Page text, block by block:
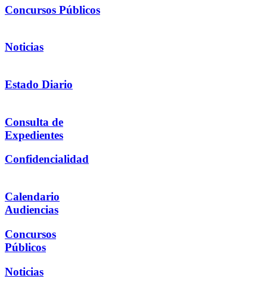
Concursos Públicos
Noticias
Estado Diario
Consulta de
Expedientes
Confidencialidad
Calendario
Audiencias
Concursos
Públicos
Noticias